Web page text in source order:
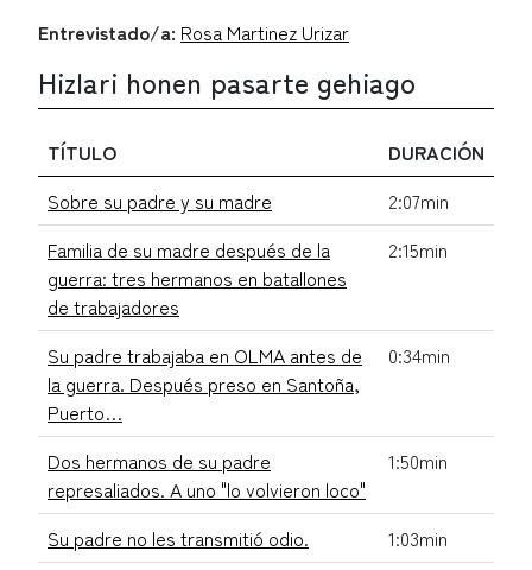
Entrevistado/a: Rosa Martinez Urizar
Hizlari honen pasarte gehiago
TÍTULO
DURACIÓN
Sobre su padre y su madre
2:07min
Familia de su madre después de la
guerra: tres hermanos en batallones
de trabajadores
2:15min
Su padre trabajaba en OLMA antes de
la guerra. Después preso en Santoña,
Puerto…
0:34min
Dos hermanos de su padre
represaliados. A uno "lo volvieron loco"
1:50min
Su padre no les transmitió odio.
1:03min